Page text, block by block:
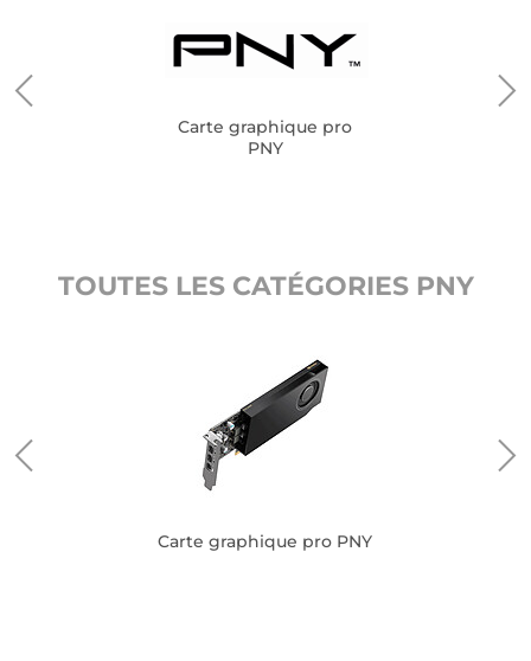
Carte graphique pro
PNY
TOUTES LES CATÉGORIES PNY
Carte graphique pro PNY